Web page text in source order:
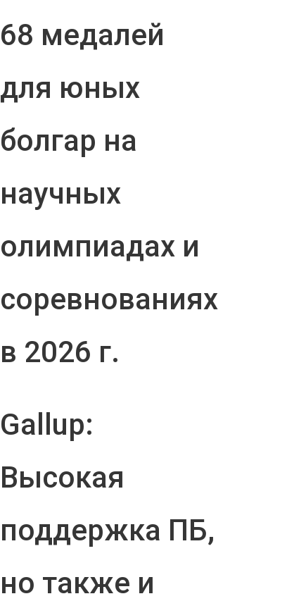
68 медалей
для юных
болгар на
научных
олимпиадах и
соревнованиях
в 2026 г.
Gallup:
Высокая
поддержка ПБ,
но также и